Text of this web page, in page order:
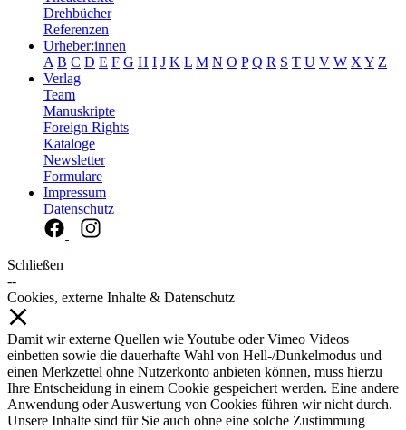
Drehbücher
Referenzen
Urheber:innen
A B C D E F G H I J K L M N O P Q R S T U V W X Y Z
Verlag
Team
Manuskripte
Foreign Rights
Kataloge
Newsletter
Formulare
Impressum
Datenschutz
Schließen
--
Cookies, externe Inhalte & Datenschutz
Damit wir externe Quellen wie Youtube oder Vimeo Videos
einbetten sowie die dauerhafte Wahl von Hell-/Dunkelmodus und
einen Merkzettel ohne Nutzerkonto anbieten können, muss hierzu
Ihre Entscheidung in einem Cookie gespeichert werden. Eine andere
Anwendung oder Auswertung von Cookies führen wir nicht durch.
Unsere Inhalte sind für Sie auch ohne eine solche Zustimmung